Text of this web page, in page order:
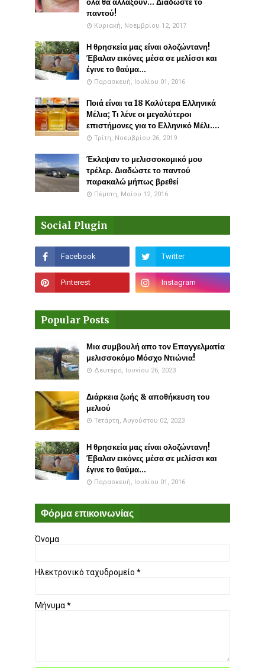
παντού!
Κυριακή, Νοεμβρίου 12, 2017
Η θρησκεία μας είναι ολοζώντανη!
Έβαλαν εικόνες μέσα σε μελίσσι και
έγινε το θαύμα...
Παρασκευή, Ιουλίου 01, 2016
Ποιά είναι τα 18 Καλύτερα Ελληνικά
Μέλια; Τι λένε οι μεγαλύτεροι
επιστήμονες για το Ελληνικό Μέλι....
Τρίτη, Νοεμβρίου 26, 2019
Έκλεψαν το μελισσοκομικό μου
τρέλερ. Διαδώστε το παντού
παρακαλώ μήπως βρεθεί
Πέμπτη, Μαΐου 12, 2016
Social Plugin
Popular Posts
Μια συμβουλή απο τον Επαγγελματία
μελισσοκόμο Μόσχο Ντιώνια!
Δευτέρα, Ιουνίου 26, 2023
Διάρκεια ζωής & αποθήκευση του
μελιού
Τετάρτη, Αυγούστου 02, 2023
Η θρησκεία μας είναι ολοζώντανη!
Έβαλαν εικόνες μέσα σε μελίσσι και
έγινε το θαύμα...
Παρασκευή, Ιουλίου 01, 2016
Φόρμα επικοινωνίας
Όνομα
Ηλεκτρονικό ταχυδρομείο *
Μήνυμα*